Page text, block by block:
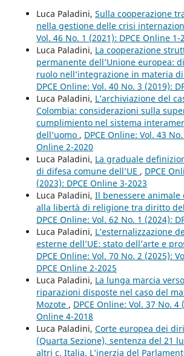
Luca Paladini, Sulla cooperazione tra
nella gestione delle crisi
Vol. 46 No. 1 (2021): DPCE Online 1-
Luca Paladini, La cooperazione
permanente dell’Unione europea:
ruolo nell’integrazione in materia
DPCE Online: Vol. 40 No. 3 (2019):
Luca Paladini, L’archiviazione del
Colombia: considerazioni sulla
cumplimiento nel sistema
dell’uomo , DPCE Online: Vol. 43
Online 2-2020
Luca Paladini, La graduale
di difesa comune dell’UE , DPCE
(2023): DPCE Online 3-2023
Luca Paladini, Il benessere
alla libertà di religione tra diritto
DPCE Online: Vol. 62 No. 1 (2024):
Luca Paladini, L’esternalizzazione
esterne dell’UE: stato dell’arte e
DPCE Online: Vol. 70 No. 2 (2025):
DPCE Online 2-2025
Luca Paladini, La lunga marcia
riparazioni disposte nel caso del
Mozote , DPCE Online: Vol. 37 No. 4
Online 4-2018
Luca Paladini, Corte europea dei
(Quarta Sezione), sentenza del 21
altri c. Italia. L’inerzia del